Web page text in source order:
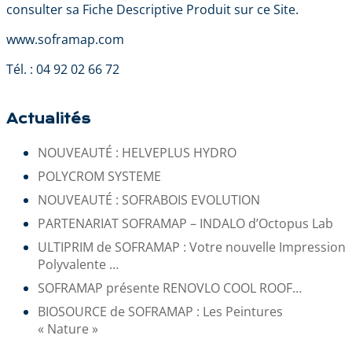
consulter sa Fiche Descriptive Produit sur ce Site.
www.soframap.com
Tél. : 04 92 02 66 72
Actualités
NOUVEAUTÉ : HELVEPLUS HYDRO
POLYCROM SYSTEME
NOUVEAUTÉ : SOFRABOIS EVOLUTION
PARTENARIAT SOFRAMAP – INDALO d’Octopus Lab
ULTIPRIM de SOFRAMAP : Votre nouvelle Impression
Polyvalente …
SOFRAMAP présente RENOVLO COOL ROOF…
BIOSOURCE de SOFRAMAP : Les Peintures
« Nature »